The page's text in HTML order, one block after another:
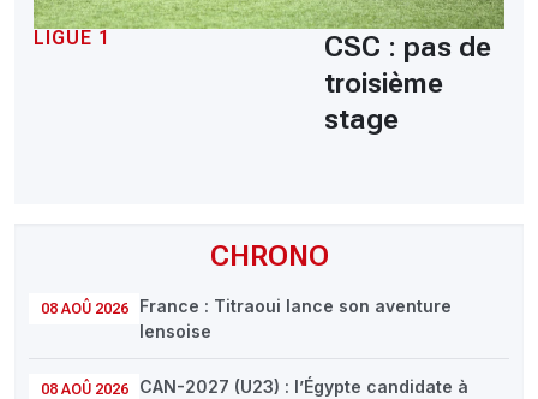
CHRONO
08 AOÛ 2026
France : Titraoui lance son aventure
lensoise
08 AOÛ 2026
CAN-2027 (U23) : l’Égypte candidate à
LIGUE 1
CSC : pas de
troisième
stage